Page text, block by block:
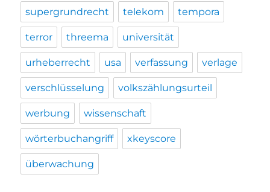
supergrundrecht telekom tempora
terror threema universität
urheberrecht usa verfassung verlage
verschlüsselung volkszählungsurteil
werbung wissenschaft
wörterbuchangriff xkeyscore
überwachung